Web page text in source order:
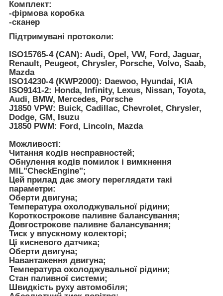
Комплект:
-фірмова коробка
-сканер
Підтримувані протоколи:
ISO15765-4 (CAN): Audi, Opel, VW, Ford, Jaguar,
Renault, Peugeot, Chrysler, Porsche, Volvo, Saab,
Mazda
ISO14230-4 (KWP2000): Daewoo, Hyundai, KIA
ISO9141-2: Honda, Infinity, Lexus, Nissan, Toyota,
Audi, BMW, Mercedes, Porsche
J1850 VPW: Buick, Cadillac, Chevrolet, Chrysler,
Dodge, GM, Isuzu
J1850 PWM: Ford, Lincoln, Mazda
Можливості:
Читання кодів несправностей;
Обнулення кодів помилок і вимкнення
MIL"CheckEngine";
Цей прилад дає змогу переглядати такі
параметри:
Оберти двигуна;
Температура охолоджувальної рідини;
Короткострокове паливне балансування;
Довгострокове паливне балансування;
Тиск у впускному колекторі;
Ці кисневого датчика;
Оберти двигуна;
Навантаження двигуна;
Температура охолоджувальної рідини;
Стан паливної системи;
Швидкість руху автомобіля;